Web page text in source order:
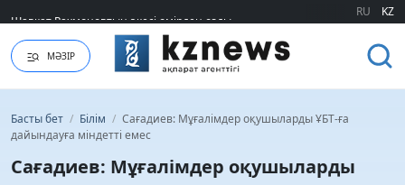
RU KZ
МӘЗІР
Басты бет / Білім / Сағадиев: Мұғалімдер оқушыларды ҰБТ-ға
дайындауға міндетті емес
Сағадиев: Мұғалімдер оқушыларды